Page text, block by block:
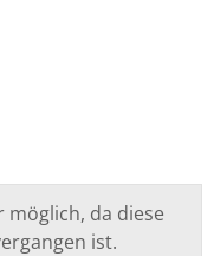
möglich, da diese
ist.